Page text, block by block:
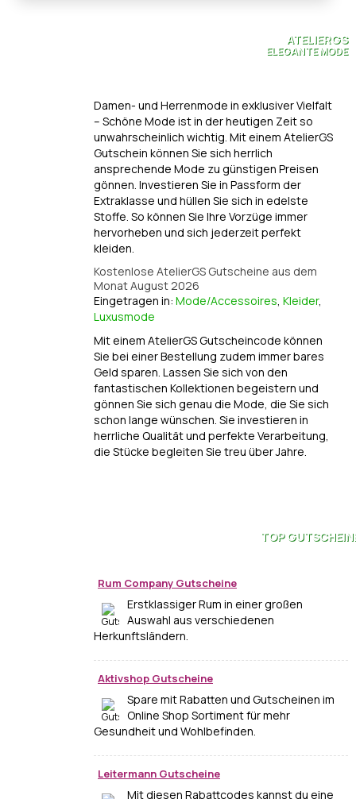
ATELIERGS
ELEGANTE MODE
Damen- und Herrenmode in exklusiver Vielfalt
– Schöne Mode ist in der heutigen Zeit so
unwahrscheinlich wichtig. Mit einem AtelierGS
Gutschein können Sie sich herrlich
ansprechende Mode zu günstigen Preisen
gönnen. Investieren Sie in Passform der
Extraklasse und hüllen Sie sich in edelste
Stoffe. So können Sie Ihre Vorzüge immer
hervorheben und sich jederzeit perfekt
kleiden.
Kostenlose AtelierGS Gutscheine aus dem
Monat August 2026
Eingetragen in: Mode/Accessoires, Kleider,
Luxusmode
Mit einem AtelierGS Gutscheincode können
Sie bei einer Bestellung zudem immer bares
Geld sparen. Lassen Sie sich von den
fantastischen Kollektionen begeistern und
gönnen Sie sich genau die Mode, die Sie sich
schon lange wünschen. Sie investieren in
herrliche Qualität und perfekte Verarbeitung,
die Stücke begleiten Sie treu über Jahre.
TOP
Rum Company Gutscheine
Erstklassiger Rum in einer großen
Auswahl aus verschiedenen
Herkunftsländern.
Aktivshop Gutscheine
Spare mit Rabatten und Gutscheinen im
Online Shop Sortiment für mehr
Gesundheit und Wohlbefinden.
Leitermann Gutscheine
Mit diesen Rabattcodes kannst du eine